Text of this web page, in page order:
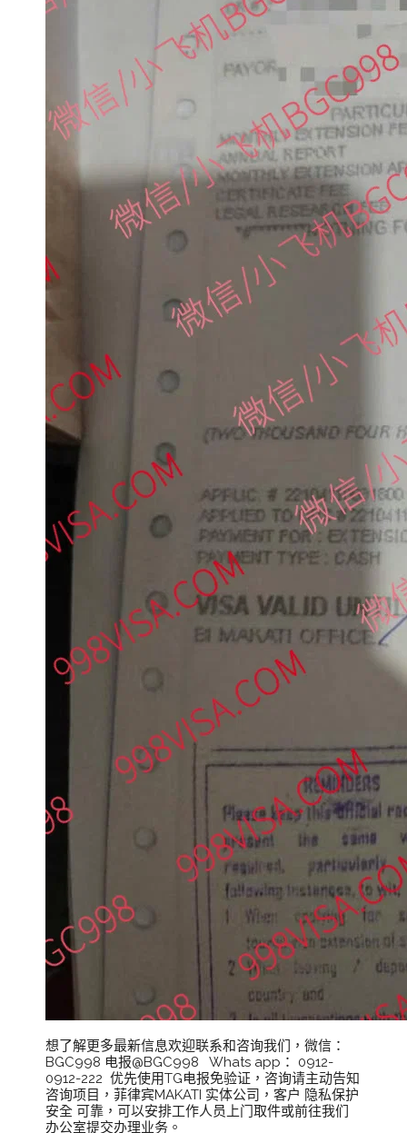
想了解更多最新信息欢迎联系和咨询我们，微信：
BGC998 电报@BGC998 Whats app： 0912-
0912-222 优先使用TG电报免验证，咨询请主动告知
咨询项目，菲律宾MAKATI 实体公司，客户 隐私保护
安全 可靠，可以安排工作人员上门取件或前往我们
办公室提交办理业务。